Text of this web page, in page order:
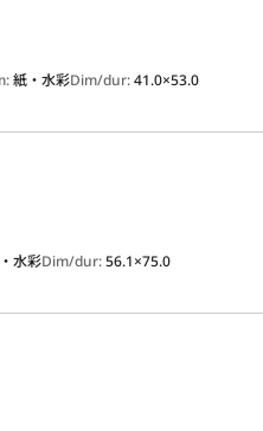
紙・水彩Dim/dur:41.0×53.0
水彩Dim/dur:56.1×75.0